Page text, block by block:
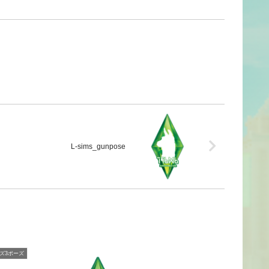
L-sims_gunpose
3ポーズ